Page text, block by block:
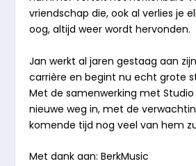
vriendschap die, ook al verlies je
oog, altijd weer wordt hervonden.
Jan werkt al jaren gestaag aan
carrière en begint nu echt grote
Met de samenwerking met Studio
nieuwe weg in, met de
komende tijd nog veel van hem
Met dank aan: BerkMusic